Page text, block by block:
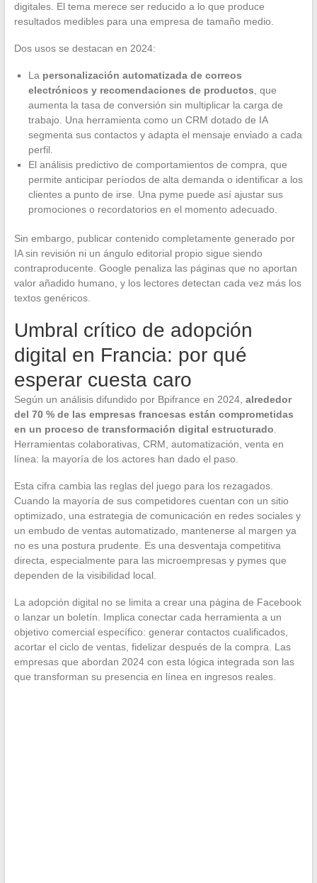
digitales. El tema merece ser reducido a lo que produce
resultados medibles para una empresa de tamaño medio.
Dos usos se destacan en 2024:
La personalización automatizada de correos
electrónicos y recomendaciones de productos, que
aumenta la tasa de conversión sin multiplicar la carga de
trabajo. Una herramienta como un CRM dotado de IA
segmenta sus contactos y adapta el mensaje enviado a cada
perfil.
El análisis predictivo de comportamientos de compra, que
permite anticipar períodos de alta demanda o identificar a los
clientes a punto de irse. Una pyme puede así ajustar sus
promociones o recordatorios en el momento adecuado.
Sin embargo, publicar contenido completamente generado por
IA sin revisión ni un ángulo editorial propio sigue siendo
contraproducente. Google penaliza las páginas que no aportan
valor añadido humano, y los lectores detectan cada vez más los
textos genéricos.
Umbral crítico de adopción
digital en Francia: por qué
esperar cuesta caro
Según un análisis difundido por Bpifrance en 2024, alrededor
del 70 % de las empresas francesas están comprometidas
en un proceso de transformación digital estructurado.
Herramientas colaborativas, CRM, automatización, venta en
línea: la mayoría de los actores han dado el paso.
Esta cifra cambia las reglas del juego para los rezagados.
Cuando la mayoría de sus competidores cuentan con un sitio
optimizado, una estrategia de comunicación en redes sociales y
un embudo de ventas automatizado, mantenerse al margen ya
no es una postura prudente. Es una desventaja competitiva
directa, especialmente para las microempresas y pymes que
dependen de la visibilidad local.
La adopción digital no se limita a crear una página de Facebook
o lanzar un boletín. Implica conectar cada herramienta a un
objetivo comercial específico: generar contactos cualificados,
acortar el ciclo de ventas, fidelizar después de la compra. Las
empresas que abordan 2024 con esta lógica integrada son las
que transforman su presencia en línea en ingresos reales.